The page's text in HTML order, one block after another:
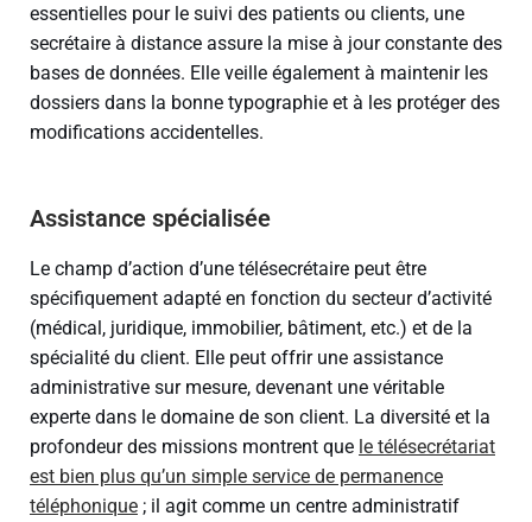
essentielles pour le suivi des patients ou clients, une
secrétaire à distance assure la mise à jour constante des
bases de données. Elle veille également à maintenir les
dossiers dans la bonne typographie et à les protéger des
modifications accidentelles.
Assistance spécialisée
Le champ d’action d’une télésecrétaire peut être
spécifiquement adapté en fonction du secteur d’activité
(médical, juridique, immobilier, bâtiment, etc.) et de la
spécialité du client. Elle peut offrir une assistance
administrative sur mesure, devenant une véritable
experte dans le domaine de son client. La diversité et la
profondeur des missions montrent que le télésecrétariat
est bien plus qu’un simple service de permanence
téléphonique ; il agit comme un centre administratif